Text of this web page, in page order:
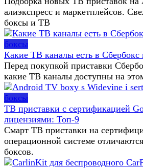
алиэкспресс и маркетплейсов.
боксы и ТВ
боксы
Какие ТВ каналы есть в Сбербокс
Перед покупкой приставки
какие ТВ каналы доступны на
боксы
ТВ приставки с сертификацией
лицензиями: Топ-9
Смарт ТВ приставки на
операционной системе
боксов.